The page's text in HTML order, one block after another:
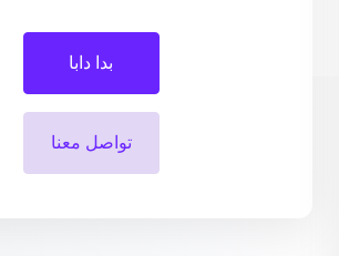
تواصل معنا
بدا دابا